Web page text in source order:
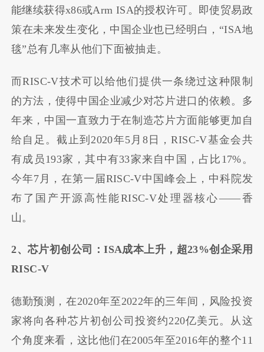
能继续获得x86或Arm ISA的授权许可。即使贸易政
策在未来发生变化，中国企业也已经明白，“ISA地
毯”总有几率从他们下面被抽走。
而RISC-V技术可以给他们提供一条绕过这种限制
的方法，使得中国企业减少对芯片进口的依赖。多
年来，中国一直致力于在制造芯片方面能够更加自
给自足。截止到2020年5月8日，RISC-V基金会共
有成员193家，其中有33家来自中国，占比17%。
今年7月，在第一届RISC-V中国峰会上，中科院发
布了国产开源高性能RISC-V处理器核心——香
山。
2、芯片初创公司：ISA成本上升，超23%创企采用
RISC-V
德勤预测，在2020年至2022年的三年间，风险投资
家将向各种芯片初创公司投资约220亿美元。从这
个角度来看，这比他们在2005年至2016年的整个11